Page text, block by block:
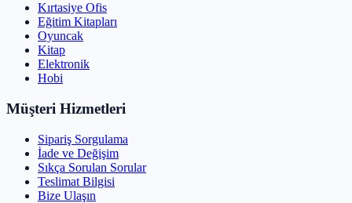
Kırtasiye Ofis
Eğitim Kitapları
Oyuncak
Kitap
Elektronik
Hobi
Müşteri Hizmetleri
Sipariş Sorgulama
İade ve Değişim
Sıkça Sorulan Sorular
Teslimat Bilgisi
Bize Ulaşın